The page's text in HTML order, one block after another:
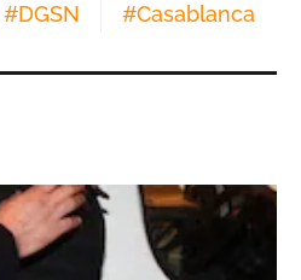
#DGSN #Casablanca